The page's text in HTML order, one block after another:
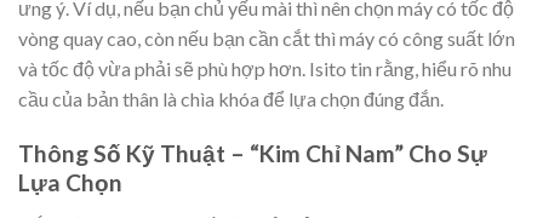
ưng ý. Ví dụ, nếu bạn chủ yếu mài thì nên chọn máy có tốc độ
vòng quay cao, còn nếu bạn cần cắt thì máy có công suất lớn
và tốc độ vừa phải sẽ phù hợp hơn. Isito tin rằng, hiểu rõ nhu
cầu của bản thân là chìa khóa để lựa chọn đúng đắn.
Thông Số Kỹ Thuật – “Kim Chỉ Nam” Cho Sự
Lựa Chọn